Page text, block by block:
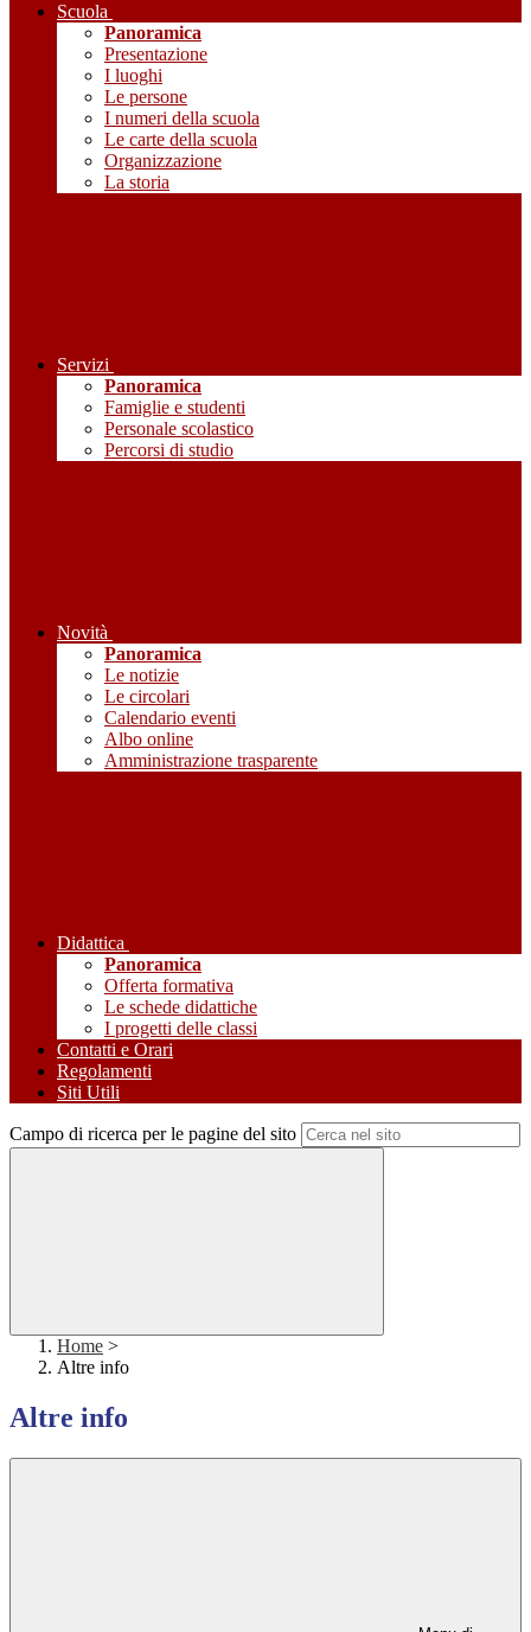
Scuola
Panoramica
Presentazione
I luoghi
Le persone
I numeri della scuola
Le carte della scuola
Organizzazione
La storia
Servizi
Panoramica
Famiglie e studenti
Personale scolastico
Percorsi di studio
Novità
Panoramica
Le notizie
Le circolari
Calendario eventi
Albo online
Amministrazione trasparente
Didattica
Panoramica
Offerta formativa
Le schede didattiche
I progetti delle classi
Contatti e Orari
Regolamenti
Siti Utili
Campo di ricerca per le pagine del sito
Home >
Altre info
Altre info